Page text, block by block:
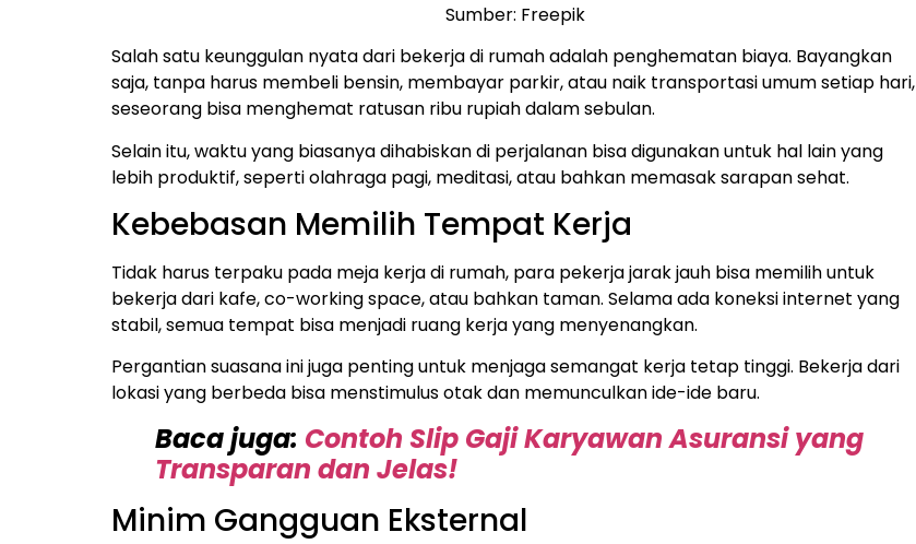
Sumber: Freepik
Salah satu keunggulan nyata dari bekerja di rumah adalah penghematan biaya. Bayangkan
saja, tanpa harus membeli bensin, membayar parkir, atau naik transportasi umum setiap hari,
seseorang bisa menghemat ratusan ribu rupiah dalam sebulan.
Selain itu, waktu yang biasanya dihabiskan di perjalanan bisa digunakan untuk hal lain yang
lebih produktif, seperti olahraga pagi, meditasi, atau bahkan memasak sarapan sehat.
Kebebasan Memilih Tempat Kerja
Tidak harus terpaku pada meja kerja di rumah, para pekerja jarak jauh bisa memilih untuk
bekerja dari kafe, co-working space, atau bahkan taman. Selama ada koneksi internet yang
stabil, semua tempat bisa menjadi ruang kerja yang menyenangkan.
Pergantian suasana ini juga penting untuk menjaga semangat kerja tetap tinggi. Bekerja dari
lokasi yang berbeda bisa menstimulus otak dan memunculkan ide-ide baru.
Baca juga: Contoh Slip Gaji Karyawan Asuransi yang
Transparan dan Jelas!
Minim Gangguan Eksternal